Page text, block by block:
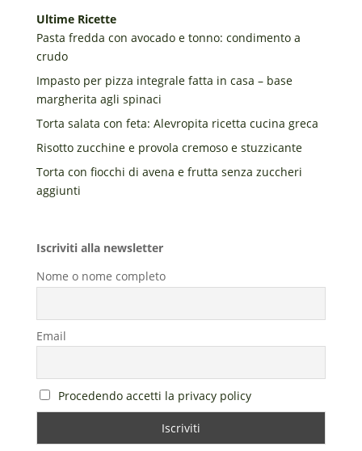
Ultime Ricette
Pasta fredda con avocado e tonno: condimento a
crudo
Impasto per pizza integrale fatta in casa – base
margherita agli spinaci
Torta salata con feta: Alevropita ricetta cucina greca
Risotto zucchine e provola cremoso e stuzzicante
Torta con fiocchi di avena e frutta senza zuccheri
aggiunti
Iscriviti alla newsletter
Nome o nome completo
Email
Procedendo accetti la privacy policy